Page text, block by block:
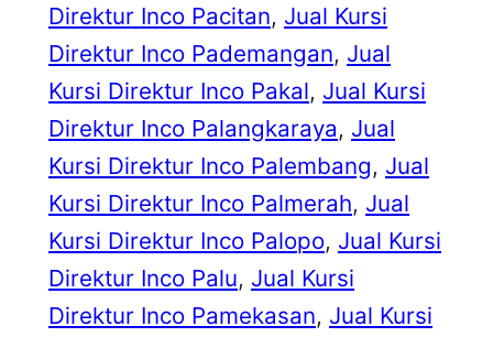
Direktur Inco Pacitan, Jual Kursi
Direktur Inco Pademangan, Jual
Kursi Direktur Inco Pakal, Jual Kursi
Direktur Inco Palangkaraya, Jual
Kursi Direktur Inco Palembang, Jual
Kursi Direktur Inco Palmerah, Jual
Kursi Direktur Inco Palopo, Jual Kursi
Direktur Inco Palu, Jual Kursi
Direktur Inco Pamekasan, Jual Kursi